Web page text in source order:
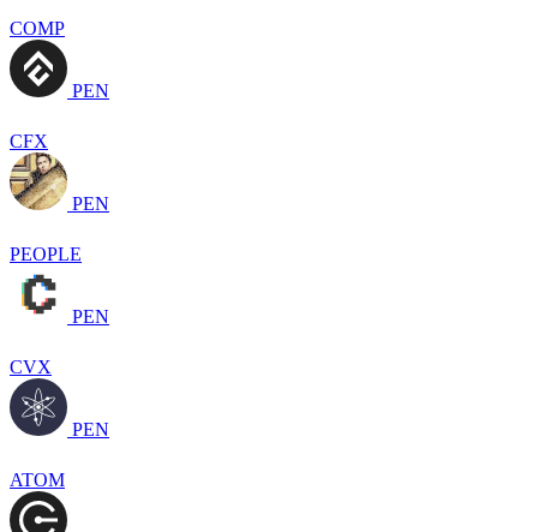
COMP
PEN
CFX
PEN
PEOPLE
PEN
CVX
PEN
ATOM